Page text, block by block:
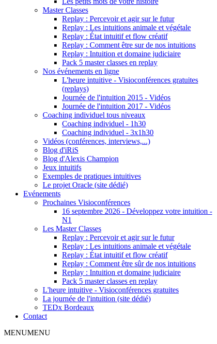
Master Classes
Replay : Percevoir et agir sur le futur
Replay : Les intuitions animale et végétale
Replay : État intuitif et flow créatif
Replay : Comment être sur de nos intuitions
Replay : Intuition et domaine judiciaire
Pack 5 master classes en replay
Nos événements en ligne
L'heure intuitive - Visioconférences gratuites
(replays)
Journée de l'intuition 2015 - Vidéos
Journée de l'intuition 2017 - Vidéos
Coaching individuel tous niveaux
Coaching individuel - 1h30
Coaching individuel - 3x1h30
Vidéos (conférences, interviews,...)
Blog d'iRiS
Blog d'Alexis Champion
Jeux intuitifs
Exemples de pratiques intuitives
Le projet Oracle (site dédié)
Evénements
Prochaines Visioconférences
16 septembre 2026 - Développez votre intuition -
N1
Les Master Classes
Replay : Percevoir et agir sur le futur
Replay : Les intuitions animale et végétale
Replay : État intuitif et flow créatif
Replay : Comment être sûr de nos intuitions
Replay : Intuition et domaine judiciaire
Pack 5 master classes en replay
L'heure intuitive - Visioconférences gratuites
La journée de l'intuition (site dédié)
TEDx Bordeaux
Contact
MENUMENU